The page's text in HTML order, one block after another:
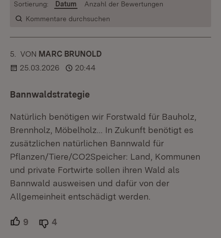
Kommentare durchsuchen
Sortierung: Datum Anzahl der Bewertungen
5. KOMMENTAR
VON :MARC BRUNOLD
25.03.2026
20:44
Bannwaldstrategie
Natürlich benötigen wir Forstwald für Bauholz,
Brennholz, Möbelholz... In Zukunft benötigt es
zusätzlichen natürlichen Bannwald für
Pflanzen/Tiere/CO2Speicher: Land, Kommunen
und private Fortwirte sollen ihren Wald als
Bannwald ausweisen und dafür von der
Allgemeinheit entschädigt werden.
9 Unterstützer.
4